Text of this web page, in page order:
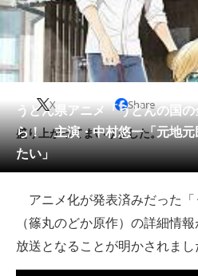
グルメ
教
動物 リ
会員記事
メディア
注目記事を集めた総合ページ
ITの今と未来を見通す
スマホと通信の最新トレンド
うどん県アニメ「うどんの国
ら！ 主演・中村悠一「元地元
たい」
X Share
盛り上がってまいりました。
アニメ化が発表済みだった「
（篠丸のどか原作）の詳細情
放送となることが明かされまし